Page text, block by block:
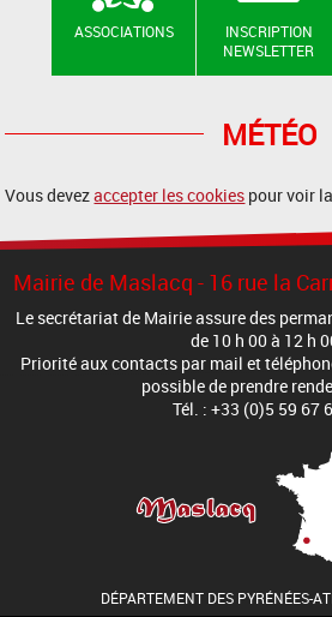
ASSOCIATIONS
INSCRIPTION
NEWSLETTER
MÉTÉO
Vous devezaccepter les cookies pour voir
Mairie de Maslacq - 16 rue la
Le secrétariat de Mairie assure des
de 10 h 00 à 12 h
Priorité aux contacts par mail et
possible de prendre
Tél. : +33 (0)5 59 67
DÉPARTEMENT DES PYRÉNÉES-